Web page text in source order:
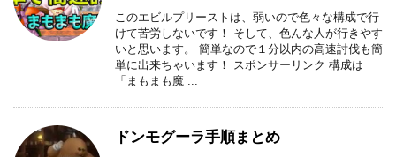
このエビルプリーストは、弱いので色々な構成で行
けて苦労しないです！ そして、色んな人が行きやす
いと思います。 簡単なので１分以内の高速討伐も簡
単に出来ちゃいます！ スポンサーリンク 構成は
「まもまも魔 ...
ドンモグーラ手順まとめ